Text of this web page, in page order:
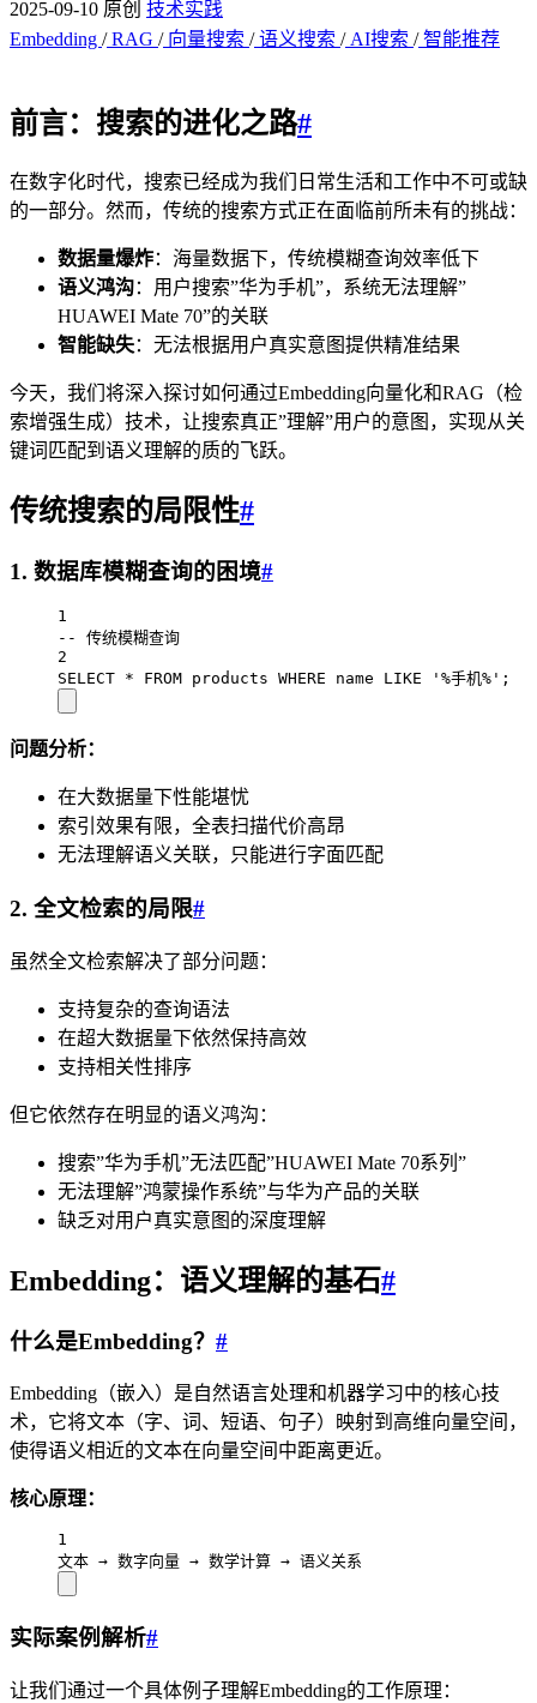
2025-09-10 原创 技术实践
Embedding /RAG /向量搜索 /语义搜索 /AI搜索 /智能推荐
前言：搜索的进化之路#
在数字化时代，搜索已经成为我们日常生活和工作中不可或缺
的一部分。然而，传统的搜索方式正在面临前所未有的挑战：
数据量爆炸：海量数据下，传统模糊查询效率低下
语义鸿沟：用户搜索”华为手机”，系统无法理解”
HUAWEI Mate 70”的关联
智能缺失：无法根据用户真实意图提供精准结果
今天，我们将深入探讨如何通过Embedding向量化和RAG（检
索增强生成）技术，让搜索真正”理解”用户的意图，实现从关
键词匹配到语义理解的质的飞跃。
传统搜索的局限性#
1. 数据库模糊查询的困境#
1
-- 传统模糊查询
2
SELECT * FROM products WHERE name LIKE '%手机%' ;
问题分析：
在大数据量下性能堪忧
索引效果有限，全表扫描代价高昂
无法理解语义关联，只能进行字面匹配
2. 全文检索的局限#
虽然全文检索解决了部分问题：
支持复杂的查询语法
在超大数据量下依然保持高效
支持相关性排序
但它依然存在明显的语义鸿沟：
搜索”华为手机”无法匹配”HUAWEI Mate 70系列”
无法理解”鸿蒙操作系统”与华为产品的关联
缺乏对用户真实意图的深度理解
Embedding：语义理解的基石#
什么是Embedding？ #
Embedding（嵌入）是自然语言处理和机器学习中的核心技
术，它将文本（字、词、短语、句子）映射到高维向量空间，
使得语义相近的文本在向量空间中距离更近。
核心原理：
1
文本 → 数字向量 → 数学计算 → 语义关系
实际案例解析#
让我们通过一个具体例子理解Embedding的工作原理：